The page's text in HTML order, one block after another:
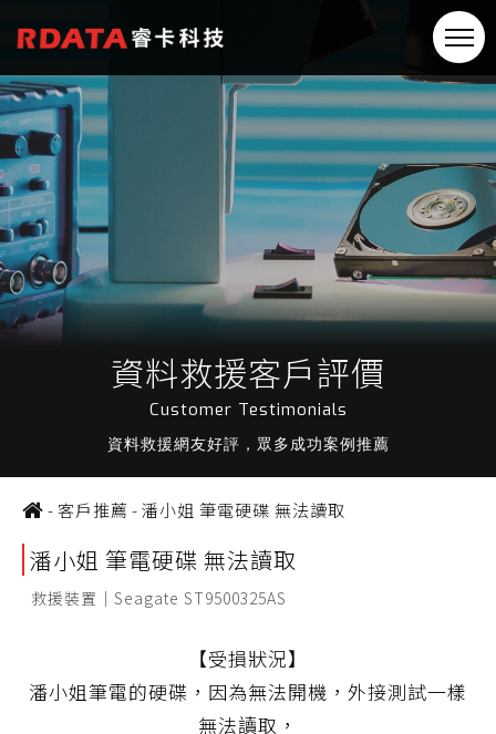
資料救援客戶評價
Customer Testimonials
資料救援網友好評，眾多成功案例推薦
-客戶推薦 -潘小姐 筆電硬碟 無法讀取
潘小姐 筆電硬碟 無法讀取
救援裝置｜Seagate ST9500325AS
【受損狀況】
潘小姐筆電的硬碟，因為無法開機，外接測試一樣
無法讀取，